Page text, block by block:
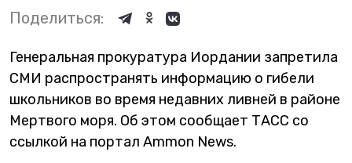
Поделиться:
Генеральная прокуратура Иордании запретила
СМИ распространять информацию о гибели
школьников во время недавних ливней в районе
Мертвого моря. Об этом сообщает ТАСС со
ссылкой на портал Ammon News.